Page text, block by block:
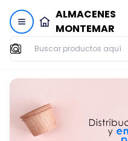
ALMACENES
MONTEMAR
Buscar